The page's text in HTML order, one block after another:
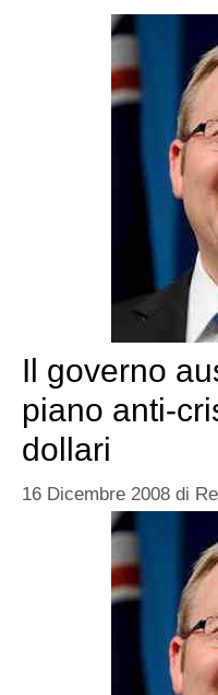
Il governo
piano anti-
dollari
16 Dicembre 2008 di